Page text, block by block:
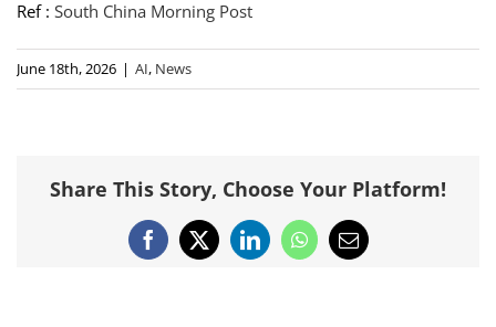
Ref : South China Morning Post
June 18th, 2026 | AI, News
Share This Story, Choose Your Platform!
Facebook
X LinkedInWhatsApp
Email